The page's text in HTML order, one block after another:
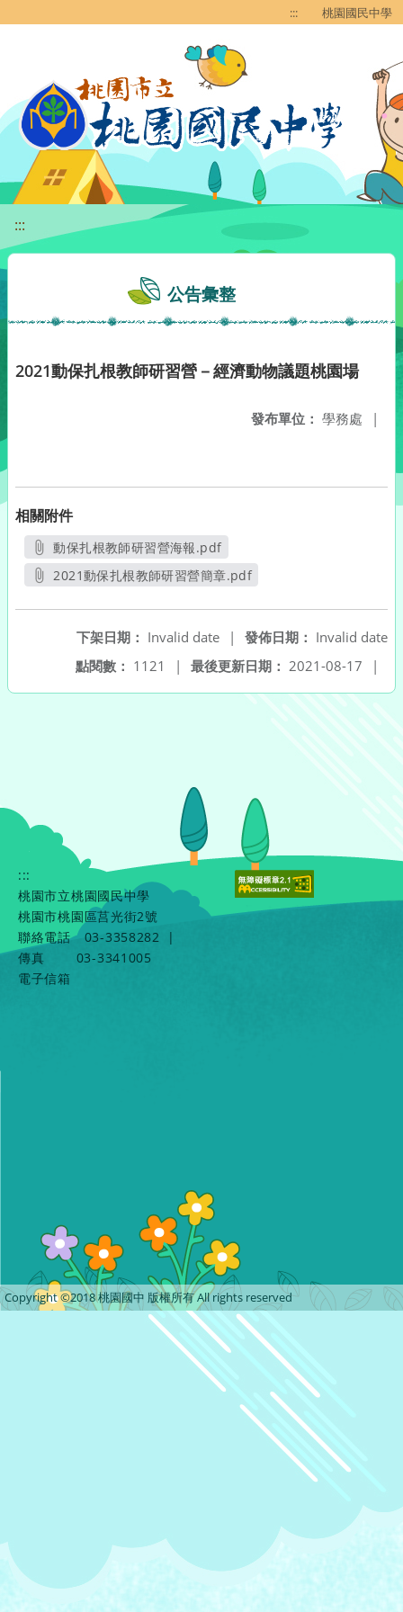
::: 桃園國民中學
:::
公告彙整
2021動保扎根教師研習營－經濟動物議題桃園場
發布單位： 學務處 |
相關附件
動保扎根教師研習營海報.pdf
另開新視窗
2021動保扎根教師研習營簡章.pdf
發佈日期： Invalid date
下架日期： Invalid date
|
最後更新日期： 2021-08-17 |
點閱數： 1121 |
:::
桃園市立桃園國民中學
桃園市桃園區莒光街2號
聯絡電話
03-3358282
|
傳真
03-3341005
電子信箱
Copyright ©2018 桃園國中 版權所有 All rights reserved